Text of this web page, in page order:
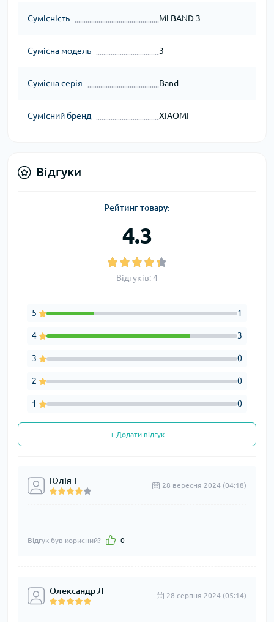
Сумісність Mi BAND 3
Сумісна модель 3
Сумісна серія Band
Сумісний бренд XIAOMI
Відгуки
Рейтинг товару:
4.3
Відгуків: 4
5 1
4 3
3 0
2 0
1 0
+ Додати відгук
Юлія Т 28 вересня 2024 (04:18)
Відгук був корисний? 0
Олександр Л 28 серпня 2024 (05:14)